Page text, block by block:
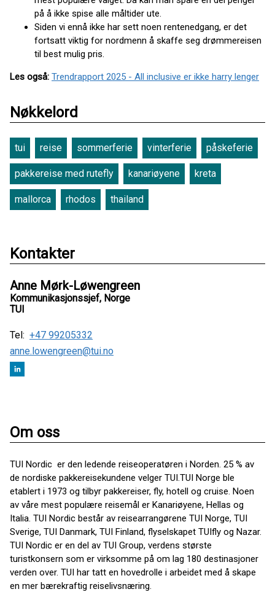
på å ikke spise alle måltider ute.
Siden vi ennå ikke har sett noen rentenedgang, er det
fortsatt viktig for nordmenn å skaffe seg drømmereisen
til best mulig pris.
Les også: Trendrapport 2025 - All inclusive er ikke harry lenger
Nøkkelord
tui reise sommerferie vinterferie påskeferie
pakkereise med rutefly kanariøyene kreta
mallorca rhodos thailand
Kontakter
Anne Mørk-Løwengreen
Kommunikasjonssjef, Norge
TUI
Tel: +47 99205332
anne.lowengreen@tui.no
Om oss
TUI Nordic er den ledende reiseoperatøren i Norden. 25 % av
de nordiske pakkereisekundene velger TUI.TUI Norge ble
etablert i 1973 og tilbyr pakkereiser, fly, hotell og cruise. Noen
av våre mest populære reisemål er Kanariøyene, Hellas og
Italia. TUI Nordic består av reisearrangørene TUI Norge, TUI
Sverige, TUI Danmark, TUI Finland, flyselskapet TUIfly og Nazar.
TUI Nordic er en del av TUI Group, verdens største
turistkonsern som er virksomme på om lag 180 destinasjoner
verden over. TUI har tatt en hovedrolle i arbeidet med å skape
en mer bærekraftig reiselivsnæring.